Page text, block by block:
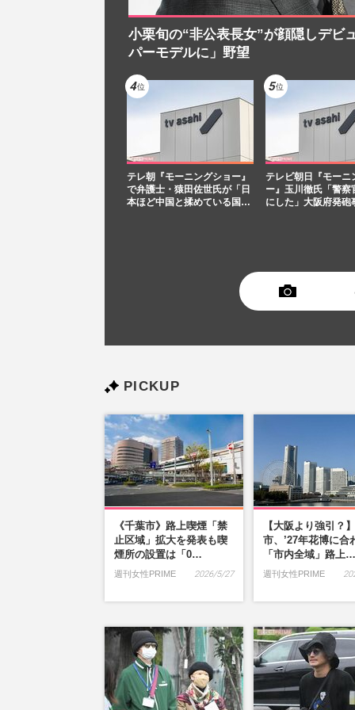
小栗旬の“非公表長女”が顔隠しデビ
パーモデルに」野望
テレ朝『モーニングショー』
で弁護士・猿田佐世氏が「日
本ほど中国と揉めている国…
テレビ朝日『モーニ
ー』玉川徹氏「警察
にした」大阪府発
PICKUP
《千葉市》路上喫煙「禁
止区域」拡大を発表も喫
煙所の設置は「0…
週刊女性PRIME 2026/5/27
【大阪より強引？
市、’27年花博に合
「市内全域」路上…
週刊女性PRIME